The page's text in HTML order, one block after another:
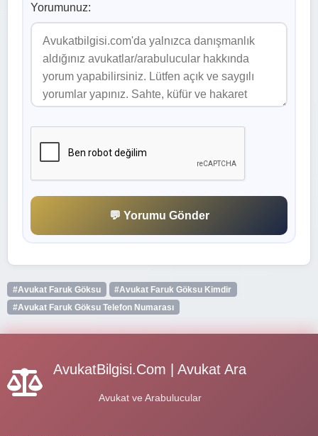
Yorumunuz:
💬 Yorumu Gönder
#Avukat Faruk Göksu
#Avukat Faruk Göksu Kimdir
#Avukat Faruk Göksu Telefon Numarası
AvukatBilgisi.Com | Avukat Ara
Avukat ve Arabulucular